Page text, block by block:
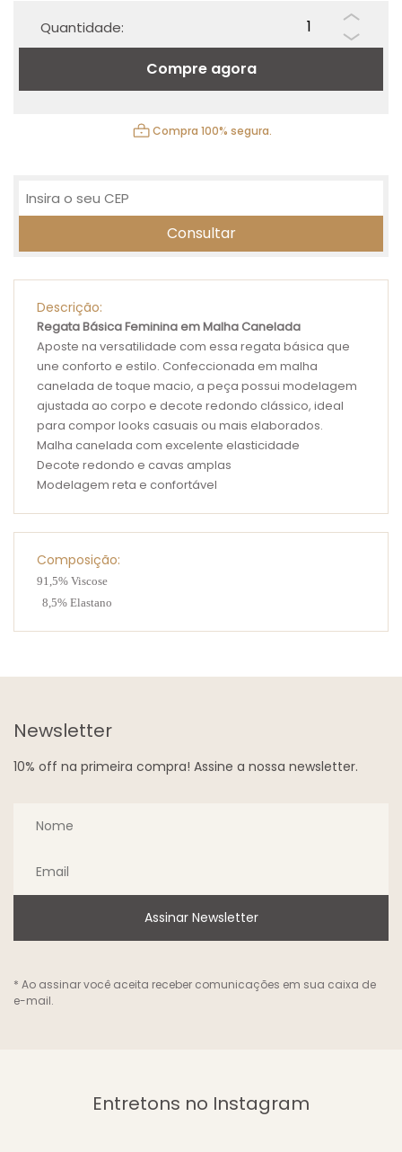
Quantidade:
Compre agora
Compra 100% segura.
Descrição:
Regata Básica Feminina em Malha Canelada
Aposte na versatilidade com essa regata básica que
une conforto e estilo. Confeccionada em malha
canelada de toque macio, a peça possui modelagem
ajustada ao corpo e decote redondo clássico, ideal
para compor looks casuais ou mais elaborados.
Malha canelada com excelente elasticidade
Decote redondo e cavas amplas
Modelagem reta e confortável
Composição:
91,5% Viscose
8,5% Elastano
Newsletter
10% off na primeira compra! Assine a nossa newsletter.
Assinar Newsletter
* Ao assinar você aceita receber comunicações em sua caixa de
e-mail.
Entretons no Instagram